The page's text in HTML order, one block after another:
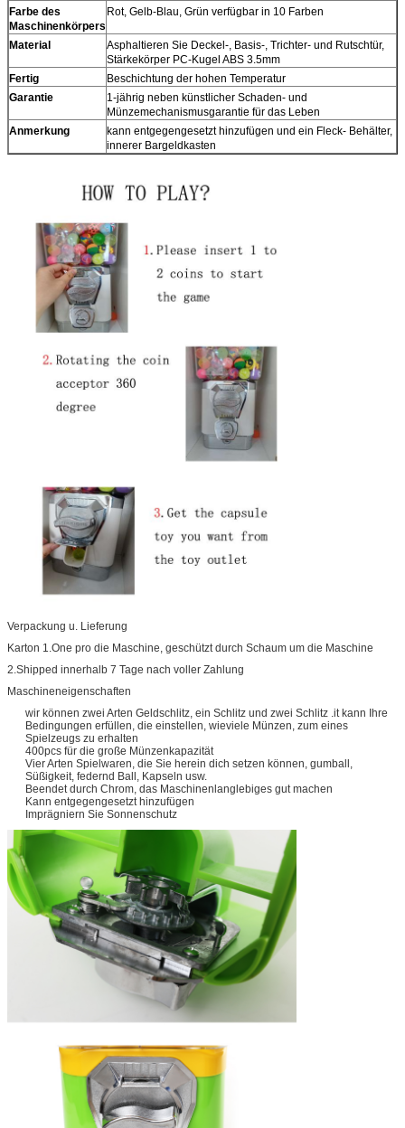
Farbe des
Maschinenkörpers
Rot, Gelb-Blau, Grün verfügbar in 10 Farben
Material
Asphaltieren Sie Deckel-, Basis-, Trichter- und Rutschtür,
Stärkekörper PC-Kugel ABS 3.5mm
Fertig
Beschichtung der hohen Temperatur
Garantie
1-jährig neben künstlicher Schaden- und
Münzemechanismusgarantie für das Leben
Anmerkung
kann entgegengesetzt hinzufügen und ein Fleck- Behälter,
innerer Bargeldkasten
Verpackung u. Lieferung
Karton 1.One pro die Maschine, geschützt durch Schaum um die Maschine
2.Shipped innerhalb 7 Tage nach voller Zahlung
Maschineneigenschaften
wir können zwei Arten Geldschlitz, ein Schlitz und zwei Schlitz .it kann Ihre
Bedingungen erfüllen, die einstellen, wieviele Münzen, zum eines
Spielzeugs zu erhalten
400pcs für die große Münzenkapazität
Vier Arten Spielwaren, die Sie herein dich setzen können, gumball,
Süßigkeit, federnd Ball, Kapseln usw.
Beendet durch Chrom, das Maschinenlanglebiges gut machen
Kann entgegengesetzt hinzufügen
Imprägniern Sie Sonnenschutz